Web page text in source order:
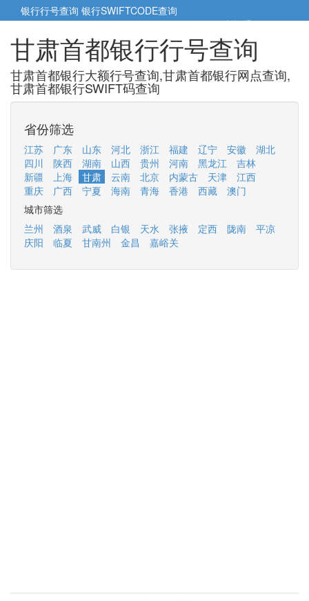
银行行号查询 银行SWIFTCODE查询
5cm小帮手5cm.cn
甘肃首都银行行号查询
甘肃首都银行大额行号查询,甘肃首都银行网点查询,
甘肃首都银行SWIFT码查询
省份筛选
江苏 广东 山东 河北 浙江 福建 辽宁 安徽
湖北
四川
陕西 湖南 山西 贵州 河南 黑龙江
吉林
新疆
上海 甘肃 云南 北京 内蒙古 天津
江西
重庆
广西 宁夏 海南 青海 香港 西藏
澳门
城市筛选
兰州
酒泉 武威 白银 天水 张掖 定西 陇南
平凉
庆阳
临夏 甘南州 金昌 嘉峪关